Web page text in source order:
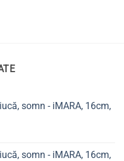
somn - iMARA, 16cm,
somn - iMARA, 16cm,